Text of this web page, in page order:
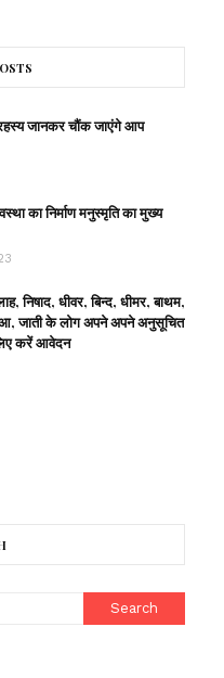
जानकर चौंक जाएंगे आप
का निर्माण मनुस्मृति का मुख्य
निषाद, धीवर, बिन्द, धीमर, बाथम,
जाती के लोग अपने अपने अनुसूचित
करें आवेदन